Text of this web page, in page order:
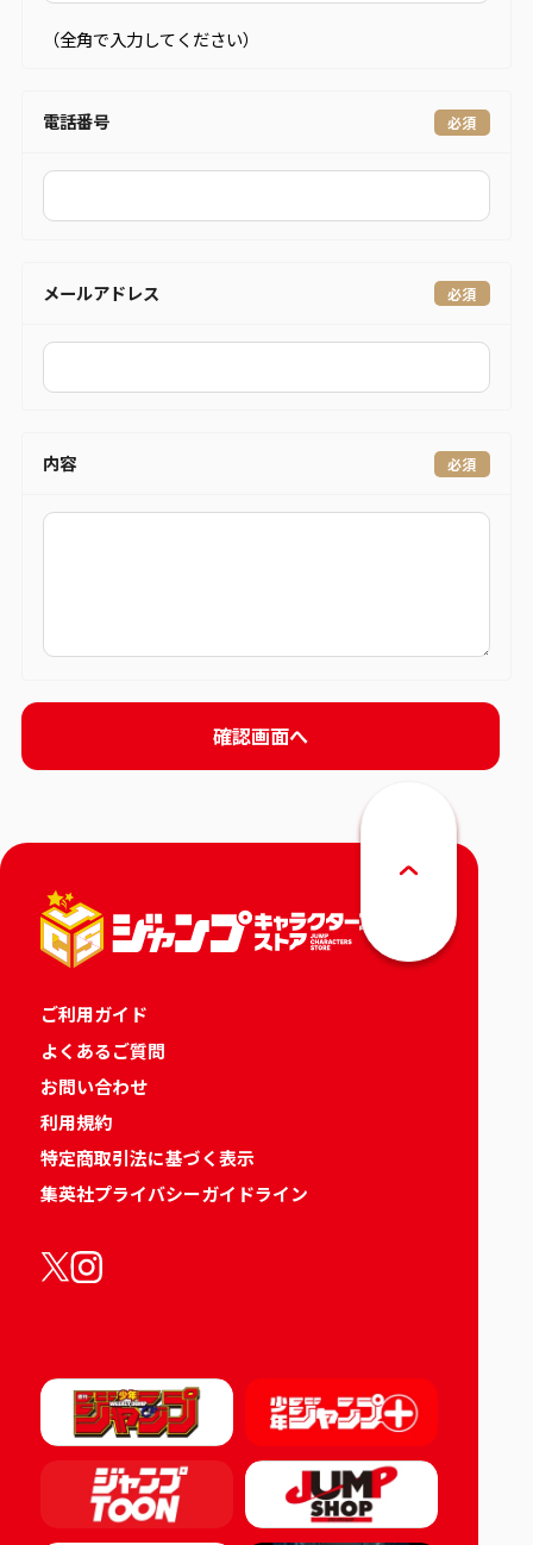
（全角で入力してください）
電話番号
メールアドレス
内容
ご利用ガイド
よくあるご質問
お問い合わせ
利用規約
特定商取引法に基づく表示
集英社プライバシーガイドライン